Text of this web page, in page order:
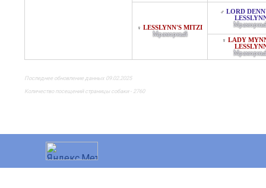
♀ LESSLYNN'S MITZI
Мраморный
♂ LORD
♀ LADY
Последнее обновление данных 09.02.2025
Количество посещений страницы собаки - 2760